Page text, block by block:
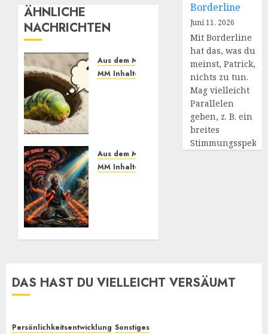
ÄHNLICHE
NACHRICHTEN
Aus dem MM Prozess: Erfahrungen
MM Inhalte
im
Praxistest,
2026
Aus dem MM Prozess: Erfahrungen
MM Inhalte
0
Borderline
Juni 11, 2026
Mit Borderline
hat das, was du
meinst, Patrick,
nichts zu tun.
Mag vielleicht
Parallelen
geben, z. B. ein
breites
DAS HAST DU VIELLEICHT VERSÄUMT
Persönlichkeitsentwicklung Sonstiges